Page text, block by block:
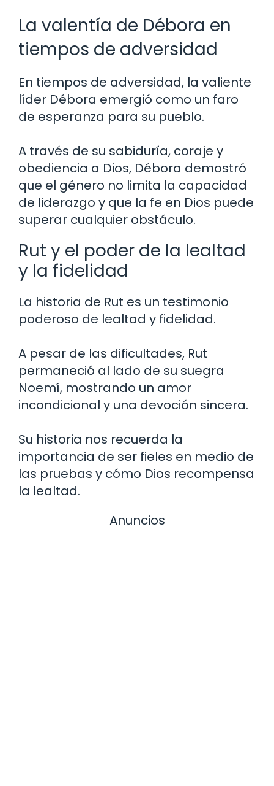
La valentía de Débora en
tiempos de adversidad
En tiempos de adversidad, la valiente
líder Débora emergió como un faro
de esperanza para su pueblo.
A través de su sabiduría, coraje y
obediencia a Dios, Débora demostró
que el género no limita la capacidad
de liderazgo y que la fe en Dios puede
superar cualquier obstáculo.
Rut y el poder de la lealtad
y la fidelidad
La historia de Rut es un testimonio
poderoso de lealtad y fidelidad.
A pesar de las dificultades, Rut
permaneció al lado de su suegra
Noemí, mostrando un amor
incondicional y una devoción sincera.
Su historia nos recuerda la
importancia de ser fieles en medio de
las pruebas y cómo Dios recompensa
la lealtad.
Anuncios